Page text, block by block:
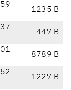
1235 B
447 B
8789 B
1227 B